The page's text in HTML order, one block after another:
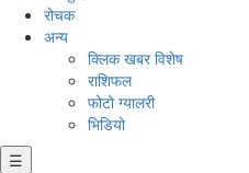
रोचक
अन्य
क्लिक खबर विशेष
राशिफल
फोटो ग्यालरी
भिडियो
☰